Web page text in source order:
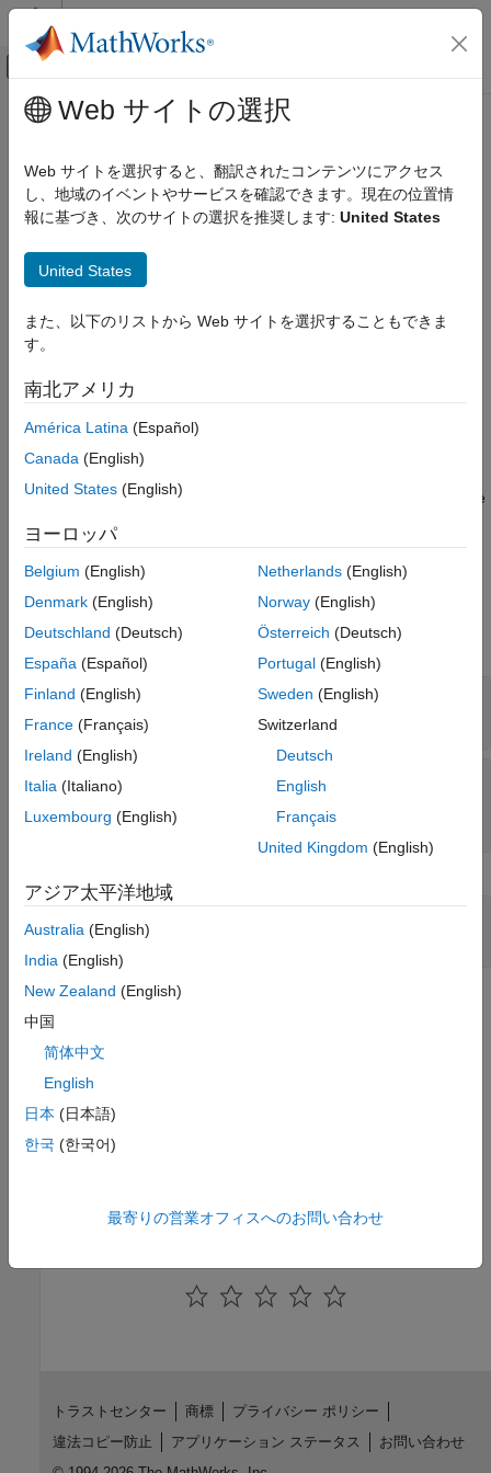
コンテンツへスキップ
オフキャンバス ナビゲーション メ
ドキュメンテーションのホーム
Simulink Real-Time
Model Preparation for Real-Time Execution
Utilities and Shared Memory Blocks
Byte Reversal/Change Endianess
ON THIS PAGE
Parameters
Extended Capabilities
Version History
メインコンテンツ
Byte Reversal/Change Endianess
Reverse little-endian data for big-endian processor
TheByte Reversal/Change Endianessblock provides
communication between a
system running with a processor that is
situation, insert aByte Reversal/Change Endianess
block before
Parameters
expand all
Change Endianess Block Parameters
Number of input ports—Number of ports
1(default)
Machine word length —
Word length for
conversion
Byte(default) | Double Word
1(default)
Extended Capabilities
expand all
C/C++ Code Generation
Generate C and C++ code using Simulink® Coder™.
Introduced in R2006a
Web サイトの選択
Web サイトを選択すると、翻訳されたコンテンツにアクセス
し、地域のイベントやサービスを確認できます。現在の位置情
報に基づき、次のサイトの選択を推奨します: United States
United States
また、以下のリストから Web サイトを選択することもできま
す。
南北アメリカ
América Latina (Español)
Canada (English)
United States (English)
ヨーロッパ
Belgium (English)
Denmark (English)
Deutschland (Deutsch)
España (Español)
Finland (English)
France (Français)
Ireland (English)
Italia (Italiano)
Luxembourg (English)
Netherlands(English)
Norway(English)
Österreich (Deutsch)
Portugal(English)
Sweden (English)
Switzerland
Deutsch
English
Français
United Kingdom (English)
アジア太平洋地域
Australia (English)
India (English)
New Zealand (English)
中国
简体中文
English
日本 (日本語)
한국 (한국어)
最寄りの営業オフィスへのお問い合わせ
トラストセンター 商標
プライバシー ポリシー
違法コピー防止
アプリケーション ステータス
お問い合わせ